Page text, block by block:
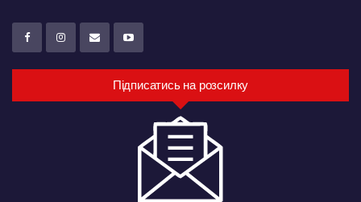
Підписатись на розсилку